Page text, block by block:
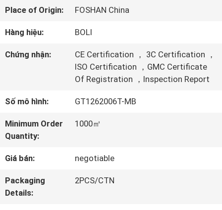
PHẨM
VIDEO
CHÚNG
TÔI
CHUYẾN
THAM
Place of Origin: FOSHAN China
Hàng hiệu: BOLI
Chứng nhận:
CE Certification ， 3C Certification ，
ISO Certification ，GMC Certificate
Of Registration ，Inspection Report
Số mô hình: GT1262006T-MB
Minimum Order
Quantity:
1000㎡
Giá bán: negotiable
Packaging
Details:
2PCS/CTN